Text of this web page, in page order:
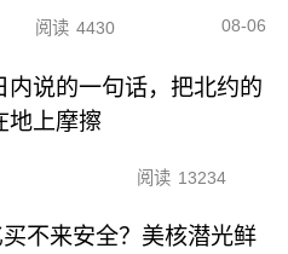
阅读 4430 08-06
内说的一句话，把北约的
地上摩擦
阅读 13234
不来安全？美核潜光鲜